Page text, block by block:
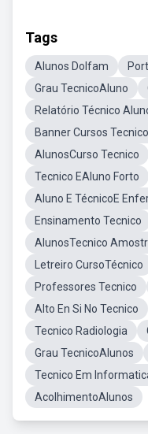
Tags
Alunos DoIfam
Grau TecnicoAluno
Relatório Técnico
Banner Cursos Tecnico
AlunosCurso Tecnico
Tecnico EAluno Forto
Aluno E TécnicoE
Ensinamento Tecnico
AlunosTecnico
Letreiro CursoTécnico
Professores Tecnico
Alto En Si No Tecnico
Tecnico Radiologia
Grau TecnicoAlunos
Tecnico Em
AcolhimentoAlunos